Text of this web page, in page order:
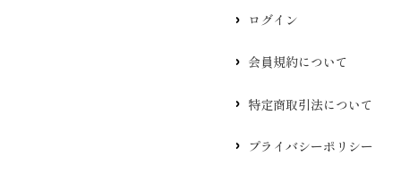
ログイン
会員規約について
特定商取引法について
プライバシーポリシー